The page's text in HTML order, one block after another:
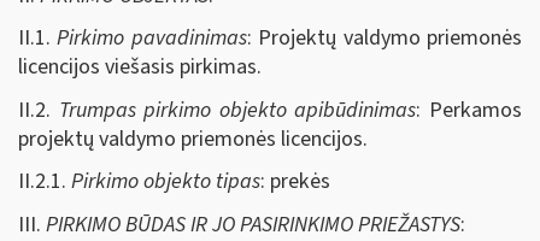
II.1.Pirkimo pavadinimas: Projektų valdymo priemonės
licencijos viešasis pirkimas.
II.2. Trumpas pirkimo objekto apibūdinimas: Perkamos
projektų valdymo priemonės licencijos.
II.2.1. Pirkimo objekto tipas: prekės
III. PIRKIMO BŪDAS IR JO PASIRINKIMO PRIEŽASTYS: